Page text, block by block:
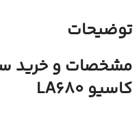
توضیحات
مشخصات و خرید
کاسیو LA680